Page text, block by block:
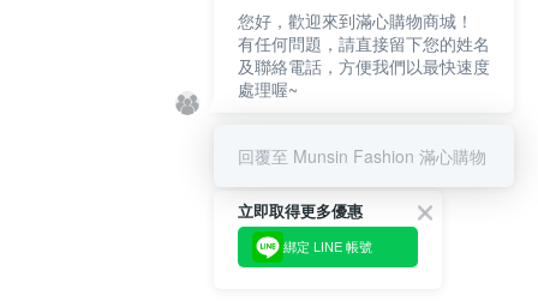
立即取得更多優惠
綁定 LINE 帳號
您好，歡迎來到滿心購物商城！
有任何問題，請直接留下您的姓名
及聯絡電話，方便我們以最快速度
處理喔~
回覆至 Munsin Fashion 滿心購物